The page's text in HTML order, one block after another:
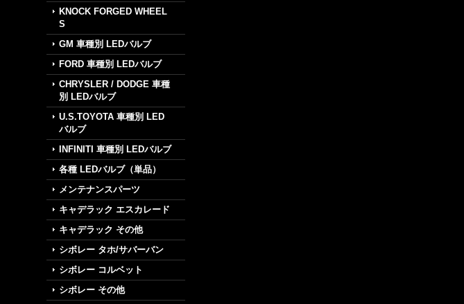
KNOCK FORGED WHEEL
S
GM 車種別 LEDバルブ
FORD 車種別 LEDバルブ
CHRYSLER / DODGE 車種
別 LEDバルブ
U.S.TOYOTA 車種別 LED
バルブ
INFINITI 車種別 LEDバルブ
各種 LEDバルブ（単品）
メンテナンスパーツ
キャデラック エスカレード
キャデラック その他
シボレー タホ/サバーバン
シボレー コルベット
シボレー その他